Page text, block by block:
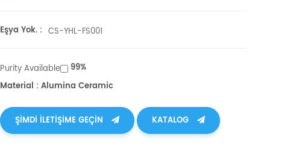
Eşya Yok. : CS-YHL-FS001
Purity Available
99%
Material : Alumina Ceramic
ŞIMDI ILETIŞIME GEÇIN KATALOG